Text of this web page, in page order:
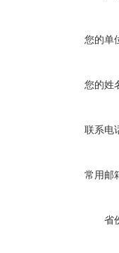
您的单
您的姓
联系电
常用邮
省